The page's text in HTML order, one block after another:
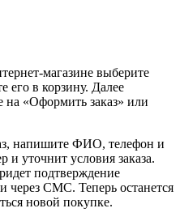
магазине выберите
его в корзину. Далее
«Оформить заказ» или
напишите ФИО, телефон и
и уточнит условия заказа.
подтверждение
через СМС. Теперь останется
новой покупке.